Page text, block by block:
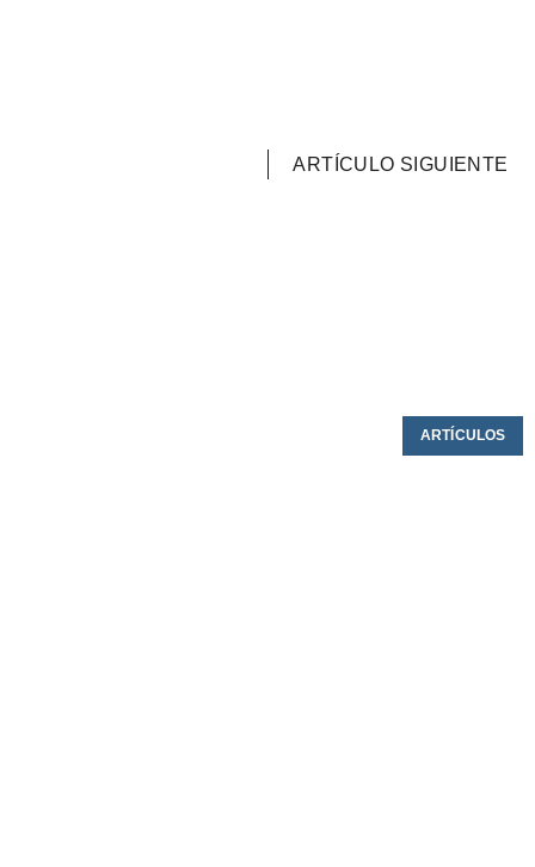
ARTÍCULO SIGUIENTE
ARTÍCULOS